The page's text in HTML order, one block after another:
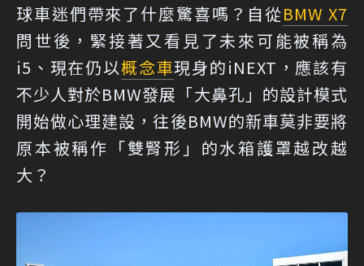
球車迷們帶來了什麼驚喜嗎？自從BMW X7
問世後，緊接著又看見了未來可能被稱為
i5、現在仍以概念車現身的iNEXT，應該有
不少人對於BMW發展「大鼻孔」的設計模式
開始做心理建設，往後BMW的新車莫非要將
原本被稱作「雙腎形」的水箱護罩越改越
大？